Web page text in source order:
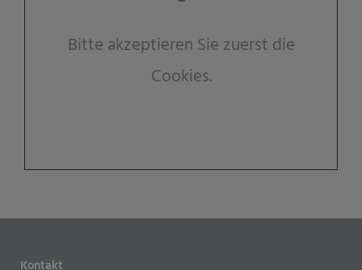
Bitte akzeptieren Sie zuerst die
Cookies.